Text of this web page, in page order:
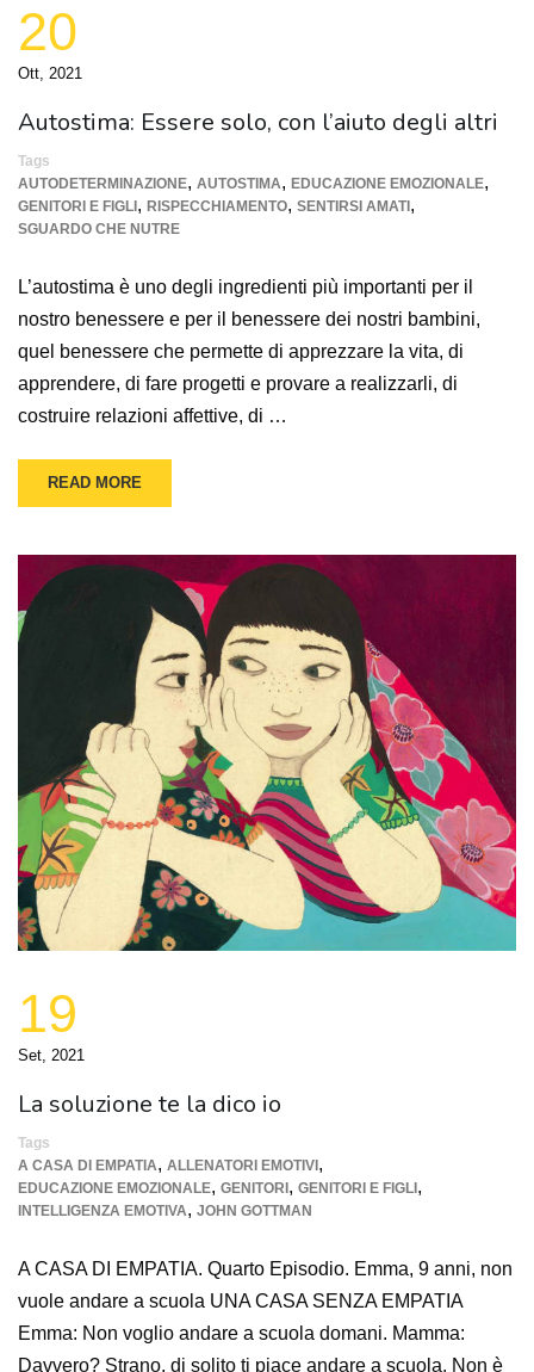
20
Ott, 2021
Autostima: Essere solo, con l’aiuto degli altri
Tags
AUTODETERMINAZIONE, AUTOSTIMA, EDUCAZIONE EMOZIONALE,
GENITORI E FIGLI , RISPECCHIAMENTO, SENTIRSI AMATI ,
SGUARDO CHE NUTRE
L’autostima è uno degli ingredienti più importanti per il
nostro benessere e per il benessere dei nostri bambini,
quel benessere che permette di apprezzare la vita, di
apprendere, di fare progetti e provare a realizzarli, di
costruire relazioni affettive, di …
READ MORE
19
Set, 2021
La soluzione te la dico io
Tags
A CASA DI EMPATIA, ALLENATORI EMOTIVI,
EDUCAZIONE EMOZIONALE, GENITORI, GENITORI E FIGLI,
INTELLIGENZA EMOTIVA, JOHN GOTTMAN
A CASA DI EMPATIA. Quarto Episodio. Emma, 9 anni, non
vuole andare a scuola UNA CASA SENZA EMPATIA
Emma: Non voglio andare a scuola domani. Mamma:
Davvero? Strano, di solito ti piace andare a scuola. Non è